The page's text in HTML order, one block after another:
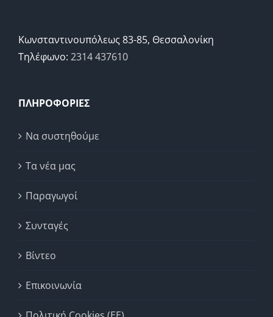
Κωνσταντινουπόλεως 83-85, Θεσσαλονίκη
Τηλέφωνο: 2314 437610
ΠΛΗΡΟΦΟΡΙΕΣ
Να συστηθούμε
Τα νέα μας
Παραγωγοί
Συνταγές
Βίντεο
Επικοινωνία